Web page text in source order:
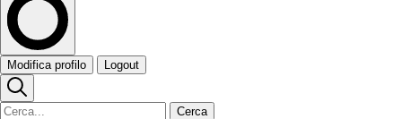
Modifica profilo Logout
Cerca